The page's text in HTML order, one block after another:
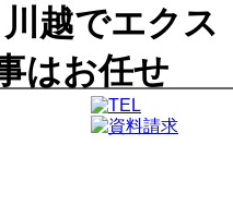
越でエクス
はお任せ